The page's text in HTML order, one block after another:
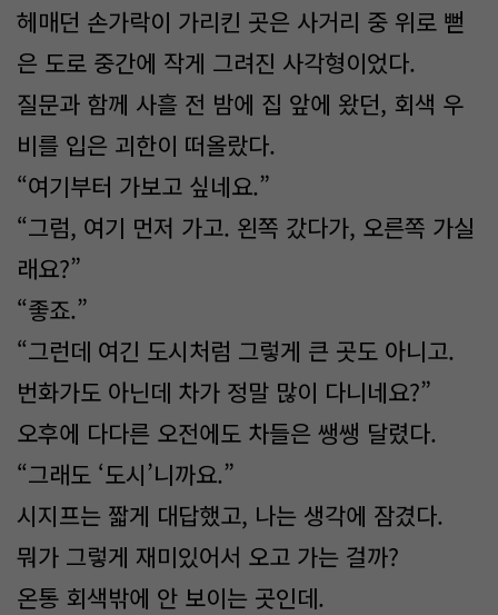
헤매던 손가락이 가리킨 곳은 사거리 중 위로 뻗
은 도로 중간에 작게 그려진 사각형이었다.
질문과 함께 사흘 전 밤에 집 앞에 왔던, 회색 우
비를 입은 괴한이 떠올랐다.
“여기부터 가보고 싶네요.”
“그럼, 여기 먼저 가고. 왼쪽 갔다가, 오른쪽 가실
래요?”
“좋죠.”
“그런데 여긴 도시처럼 그렇게 큰 곳도 아니고.
번화가도 아닌데 차가 정말 많이 다니네요?”
오후에 다다른 오전에도 차들은 쌩쌩 달렸다.
“그래도 ‘도시’니까요.”
시지프는 짧게 대답했고, 나는 생각에 잠겼다.
뭐가 그렇게 재미있어서 오고 가는 걸까?
온통 회색밖에 안 보이는 곳인데.